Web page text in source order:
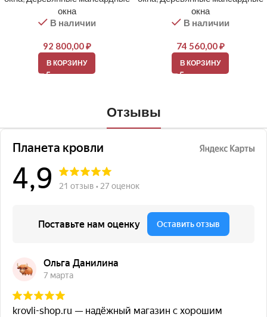
окна
В наличии
92 800,00₽
В КОРЗИНУ
окна
В наличии
74 560,00₽
В КОРЗИНУ
Отзывы